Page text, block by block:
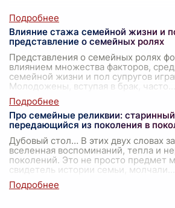
Влияние стажа семейной жизни и
представление о семейных ролях
Представления о семейных ролях
влиянием множества факторов,
семейной жизни и пол супругов
Молодожены, вступая в брак, часто
Про семейные реликвии:
передающийся из поколения в
Дубовый стол… В этих двух словах
вселенная воспоминаний, тепла и
поколений. Это не просто предмет
свидетель истории семьи, молчали